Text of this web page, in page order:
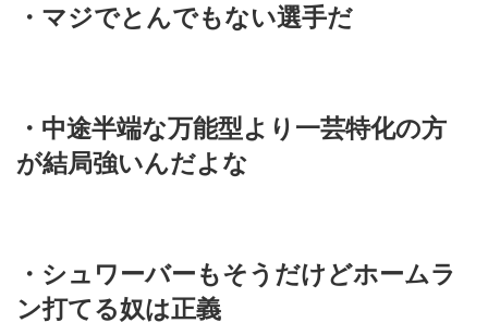
・マジでとんでもない選手だ
・中途半端な万能型より一芸特化の方
が結局強いんだよな
・シュワーバーもそうだけどホームラ
ン打てる奴は正義